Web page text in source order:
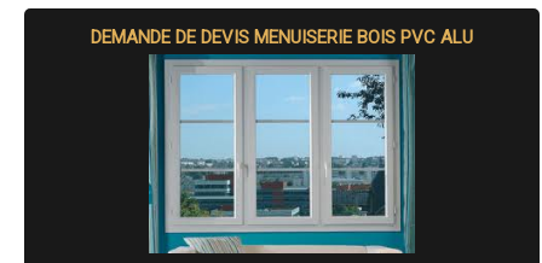
DEMANDE DE DEVIS MENUISERIE BOIS PVC ALU